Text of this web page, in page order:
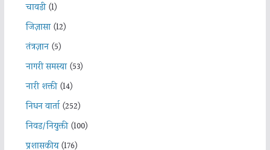
चावडी(1)
जिज्ञासा(12)
तंत्रज्ञान(5)
नागरी समस्या(53)
नारी शक्ती(14)
निधन वार्ता(252)
निवड/नियुक्ती(100)
प्रशासकीय(176)